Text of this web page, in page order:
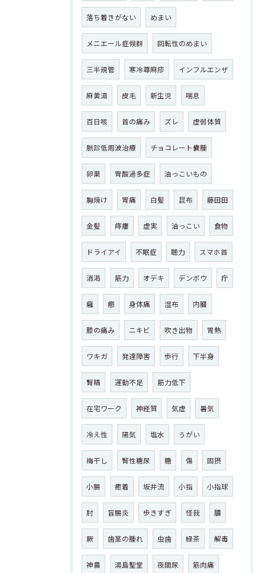
落ち着きがない めまい
メニエール症候群 回転性のめまい
三半規管 寒冷蕁麻疹 インフルエンザ
麻黄湯 皮毛 新生児 喘息
百日咳 首の痛み ズレ 虚弱体質
脈診低周波治療 チョコレート嚢腫
卵巣 胃酸過多症 油っこいもの
胸焼け 胃痛 白髪 昆布 藤田田
金髪 痔瘻 虚実 油っこい 食物
ドライアイ 不眠症 聴力 スマホ首
消渇 筋力 オデキ デンボウ 疔
癰 癤 身体痛 湿布 内臓
膝の痛み ニキビ 吹き出物 胃熱
ワキガ 発達障害 歩行 下半身
腎精 運動不足 筋力低下
在宅ワーク 神経質 気虚 暑気
冷え性 陽気 塩水 うがい
梅干し 腎性糖尿 糖 傷 固摂
小腸 癒着 坂井流 小指 小指球
肘 盲腸炎 歩きすぎ 怪我 膿
厥 歯茎の腫れ 虫歯 緑茶 解毒
神農 湯島聖堂 夜間尿 筋肉痛